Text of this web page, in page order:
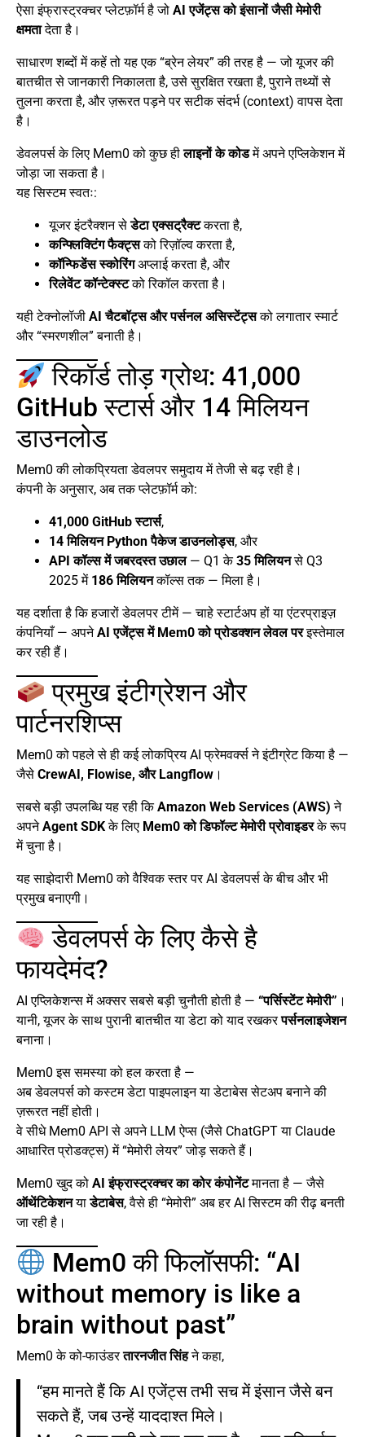
ऐसा इंफ्रास्ट्रक्चर प्लेटफ़ॉर्म है जो AI एजेंट्स को इंसानों जैसी मेमोरी
क्षमतादेता है।
साधारण शब्दों में कहें तो यह एक “ब्रेन लेयर” की तरह है — जो यूजर की
बातचीत से जानकारी निकालता है, उसे सुरक्षित रखता है, पुराने तथ्यों से
तुलना करता है, और ज़रूरत पड़ने पर सटीक संदर्भ (context) वापस देता
है।
डेवलपर्स के लिए Mem0 को कुछ हीलाइनों के कोडमें अपने एप्लिकेशन में
जोड़ा जा सकता है।
यह सिस्टम स्वतः:
यूजर इंटरैक्शन सेडेटा एक्सट्रैक्टकरता है,
कन्फ्लिक्टिंग फैक्ट्सको रिज़ॉल्व करता है,
कॉन्फिडेंस स्कोरिंगअप्लाई करता है, और
रिलेवेंट कॉन्टेक्स्टको रिकॉल करता है।
यही टेक्नोलॉजी AI चैटबॉट्स और पर्सनल असिस्टेंट्सको लगातार स्मार्ट
और “स्मरणशील” बनाती है।
रिकॉर्ड तोड़ ग्रोथ: 41,000
GitHub स्टार्स और 14 मिलियन
डाउनलोड
Mem0 की लोकप्रियता डेवलपर समुदाय में तेजी से बढ़ रही है।
कंपनी के अनुसार, अब तक प्लेटफ़ॉर्म को:
41,000 GitHub स्टार्स,
14 मिलियन Python पैकेज डाउनलोड्स, और
API कॉल्स में जबरदस्त उछाल— Q1 के35 मिलियनसे Q3
2025 में 186 मिलियनकॉल्स तक — मिला है।
यह दर्शाता है कि हजारों डेवलपर टीमें — चाहे स्टार्टअप हों या एंटरप्राइज़
कंपनियाँ — अपनेAI एजेंट्स में Mem0 को प्रोडक्शन लेवल परइस्तेमाल
कर रही हैं।
प्रमुख इंटीग्रेशन और
पार्टनरशिप्स
Mem0 को पहले से ही कई लोकप्रिय AI फ्रेमवर्क्स ने इंटीग्रेट किया है —
जैसे CrewAI, Flowise, और Langflow ।
सबसे बड़ी उपलब्धि यह रही किAmazon Web Services (AWS) ने
अपनेAgent SDKके लिए Mem0 को डिफॉल्ट मेमोरी प्रोवाइडरके रूप
में चुना है।
यह साझेदारी Mem0 को वैश्विक स्तर पर AI डेवलपर्स के बीच और भी
प्रमुख बनाएगी।
डेवलपर्स के लिए कैसे है
फायदेमंद?
AI एप्लिकेशन्स में अक्सर सबसे बड़ी चुनौती होती है — “पर्सिस्टेंट मेमोरी” ।
यानी, यूजर के साथ पुरानी बातचीत या डेटा को याद रखकरपर्सनलाइजेशन
बनाना।
Mem0 इस समस्या को हल करता है —
अब डेवलपर्स को कस्टम डेटा पाइपलाइन या डेटाबेस सेटअप बनाने की
ज़रूरत नहीं होती।
वे सीधे Mem0 API से अपने LLM ऐप्स (जैसे ChatGPT या Claude
आधारित प्रोडक्ट्स) में “मेमोरी लेयर” जोड़ सकते हैं।
Mem0 खुद को AI इंफ्रास्ट्रक्चर का कोर कंपोनेंटमानता है — जैसे
ऑथेंटिकेशनयाडेटाबेस, वैसे ही “मेमोरी” अब हर AI सिस्टम की रीढ़ बनती
जा रही है।
Mem0 की फिलॉसफी: “AI
without memory is like a
brain without past”
Mem0 के को-फाउंडरतारनजीत सिंहने कहा,
“हम मानते हैं कि AI एजेंट्स तभी सच में इंसान जैसे बन
सकते हैं, जब उन्हें याददाश्त मिले।